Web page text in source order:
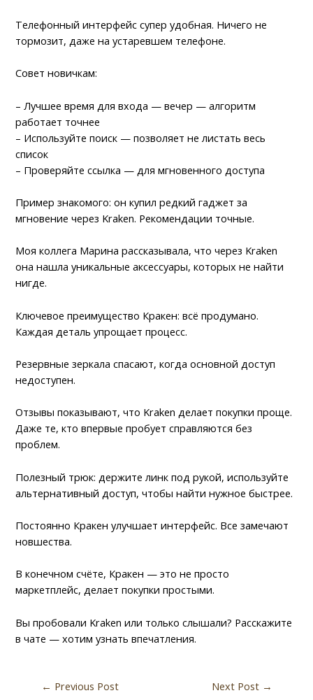
Телефонный интерфейс супер удобная. Ничего не
тормозит, даже на устаревшем телефоне.
Совет новичкам:
– Лучшее время для входа — вечер — алгоритм
работает точнее
– Используйте поиск — позволяет не листать весь
список
– Проверяйте ссылка — для мгновенного доступа
Пример знакомого: он купил редкий гаджет за
мгновение через Kraken. Рекомендации точные.
Моя коллега Марина рассказывала, что через Kraken
она нашла уникальные аксессуары, которых не найти
нигде.
Ключевое преимущество Кракен: всё продумано.
Каждая деталь упрощает процесс.
Резервные зеркала спасают, когда основной доступ
недоступен.
Отзывы показывают, что Kraken делает покупки проще.
Даже те, кто впервые пробует справляются без
проблем.
Полезный трюк: держите линк под рукой, используйте
альтернативный доступ, чтобы найти нужное быстрее.
Постоянно Кракен улучшает интерфейс. Все замечают
новшества.
В конечном счёте, Кракен — это не просто
маркетплейс, делает покупки простыми.
Вы пробовали Kraken или только слышали? Расскажите
в чате — хотим узнать впечатления.
← Previous Post Next Post →